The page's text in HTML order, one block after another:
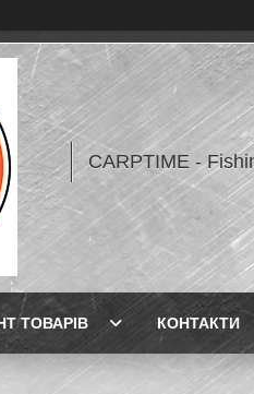
CARPTIME -
ТОВАРІВ КОНТАКТИ